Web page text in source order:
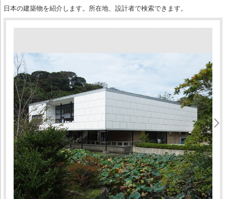
日本の建築物を紹介します。所在地、設計者で検索できます。